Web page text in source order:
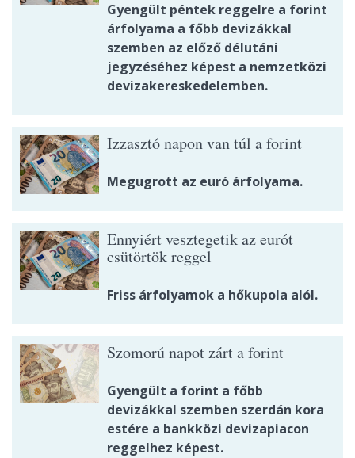
Gyengült péntek reggelre a forint
árfolyama a főbb devizákkal
szemben az előző délutáni
jegyzéséhez képest a nemzetközi
devizakereskedelemben.
Izzasztó napon van túl a forint
Megugrott az euró árfolyama.
Ennyiért vesztegetik az eurót
csütörtök reggel
Friss árfolyamok a hőkupola alól.
Szomorú napot zárt a forint
Gyengült a forint a főbb
devizákkal szemben szerdán kora
estére a bankközi devizapiacon
reggelhez képest.